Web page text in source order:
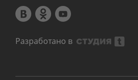
Разработано в